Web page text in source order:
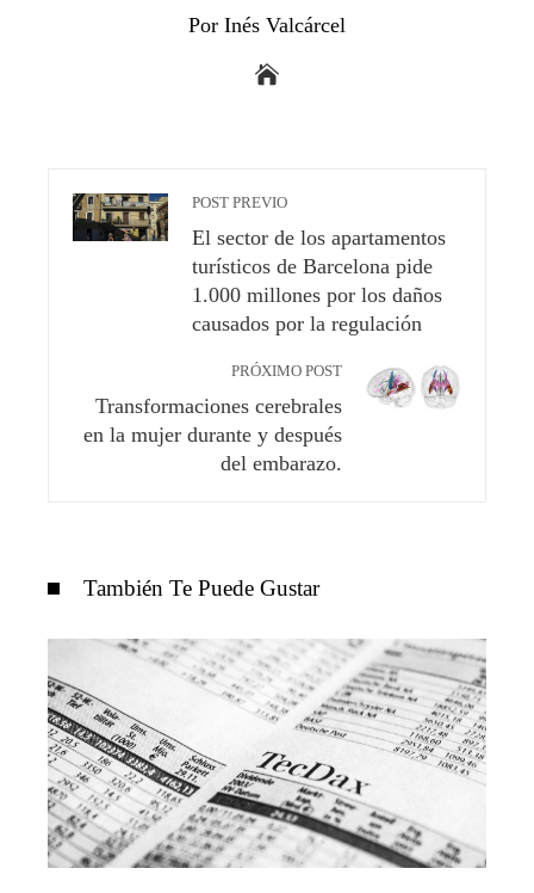
Por Inés Valcárcel
POST PREVIO
El sector de los apartamentos
turísticos de Barcelona pide
1.000 millones por los daños
causados ​​por la regulación
PRÓXIMO POST
Transformaciones cerebrales
en la mujer durante y después
del embarazo.
También Te Puede Gustar